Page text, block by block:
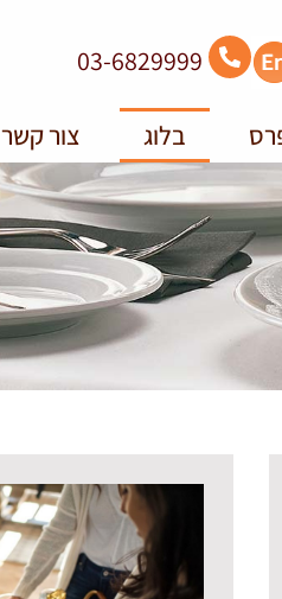
03-6829999
בלוג צור קשר